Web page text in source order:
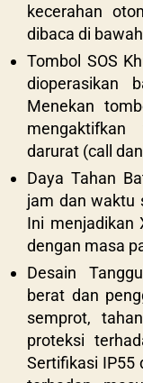
kecerahan
dibaca di
Tombol SOS
dioperasikan
Menekan
darurat (call
Daya Tahan
jam dan waktu
Ini menjadikan
dengan masa
Desain
berat dan
semprot,
proteksi
Sertifikasi IP55